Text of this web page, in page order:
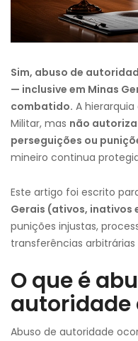
Sim, abuso de
— inclusive em Minas
combatido. A hierarquia
Militar, mas não
perseguições ou
mineiro continua
Este artigo foi escrito
Gerais (ativos, inativos
punições injustas,
transferências
O que é
autoridade
Abuso de autoridade